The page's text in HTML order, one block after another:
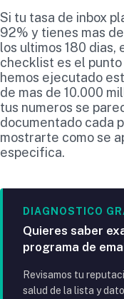
Si tu tasa de inbox
92% y tienes mas
los ultimos 180
checklist es el
hemos ejecutado
de mas de 10.000
tus numeros se
documentado cada
mostrarte como se
especifica.
DIAGNOSTICO
Quieres saber
programa de
Revisamos tu
salud de la lista y